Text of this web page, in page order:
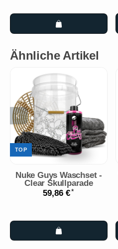
Ähnliche Artikel
TOP
Nuke Guys Waschset -
Clear Skullparade
59,86 €*